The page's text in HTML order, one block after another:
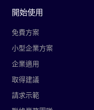
開始使用
免費方案
小型企業方案
企業適用
取得建議
請求示範